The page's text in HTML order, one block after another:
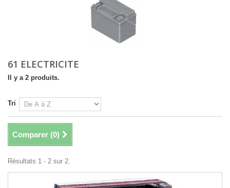
61 ELECTRICITE
Il y a 2 produits.
Tri
Comparer (0)
Résultats 1 - 2 sur 2.